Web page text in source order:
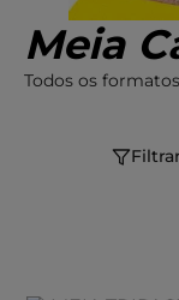
Meia
Todos os
9º